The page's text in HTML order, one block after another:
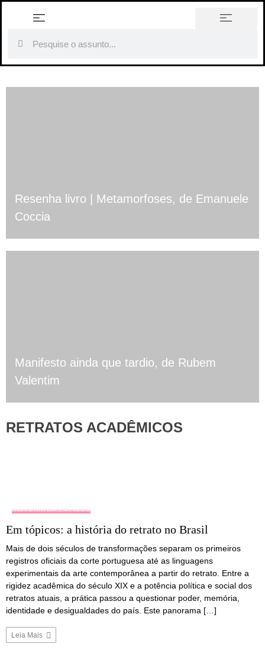
Resenha livro | Metamorfoses, de Emanuele
Coccia
Manifesto ainda que tardio, de Rubem
Valentim
RETRATOS ACADÊMICOS
HISTÓRIA EM TÓPICOS
Em tópicos: a história do retrato no Brasil
Mais de dois séculos de transformações separam os primeiros
registros oficiais da corte portuguesa até as linguagens
experimentais da arte contemporânea a partir do retrato. Entre a
rigidez acadêmica do século XIX e a potência política e social dos
retratos atuais, a prática passou a questionar poder, memória,
identidade e desigualdades do país. Este panorama […]
Leia Mais